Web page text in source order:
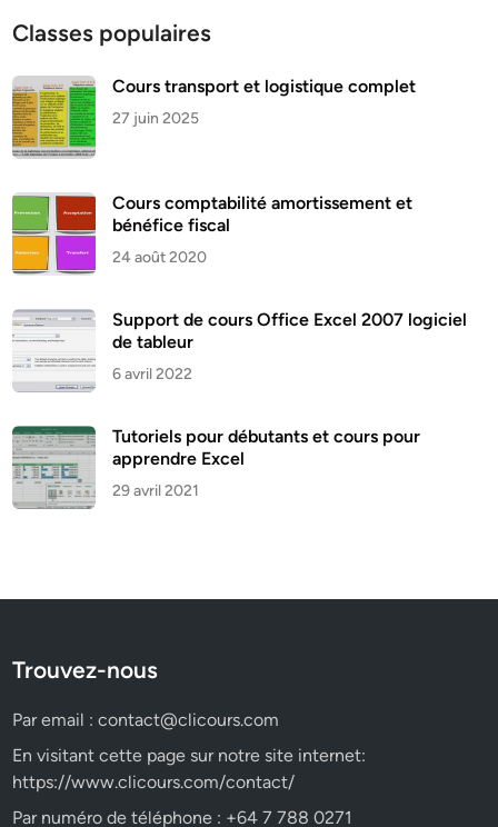
Classes populaires
Cours transport et logistique complet
27 juin 2025
Cours comptabilité amortissement et
bénéfice fiscal
24 août 2020
Support de cours Office Excel 2007 logiciel
de tableur
6 avril 2022
Tutoriels pour débutants et cours pour
apprendre Excel
29 avril 2021
Trouvez-nous
Par email :contact@clicours.com
En visitant cette page sur notre site internet:
https://www.clicours.com/contact/
Par numéro de téléphone : +64 7 788 0271